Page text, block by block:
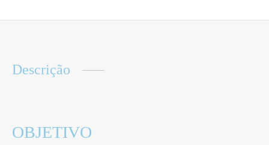
Descrição
OBJETIVO